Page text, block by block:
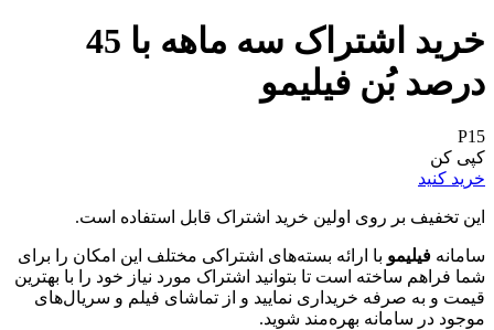
خرید اشتراک سه ماهه با 45
درصد بُن فیلیمو
P15
کپی کن
خرید کنید
این تخفیف بر روی اولین خرید اشتراک قابل استفاده است.
سامانه فیلیمو با ارائه بسته‌های اشتراکی مختلف این امکان را برای
شما فراهم ساخته است تا بتوانید اشتراک مورد نیاز خود را با بهترین
قیمت و به صرفه خریداری نمایید و از تماشای فیلم و سریال‌های
موجود در سامانه بهره‌مند شوید.